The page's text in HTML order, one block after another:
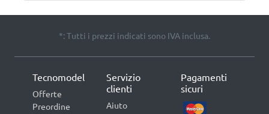
*: Tutti i prezzi indicati sono IVA inclusa.
Tecnomodel
Offerte
Preordine
Servizio
clienti
Aiuto
Pagamenti
sicuri